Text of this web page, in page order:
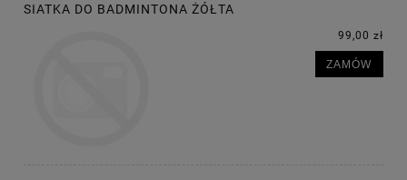
SIATKA DO BADMINTONA ŻÓŁTA
99,00 zł
ZAMÓW